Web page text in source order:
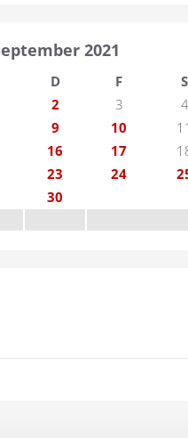
2021
D F
S
2 3
4
9 10
16 17
23 24
30